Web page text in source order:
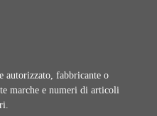
autorizzato, fabbricante o
marche e numeri di articoli